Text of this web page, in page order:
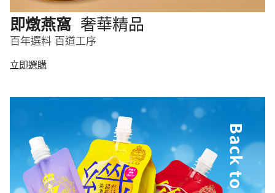
即燉燕窩 奢華精品
百年選料 百道工序
立即選購